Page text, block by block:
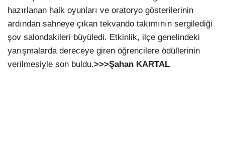
hazırlanan halk oyunları ve oratoryo gösterilerinin
ardından sahneye çıkan tekvando takımının sergilediği
şov salondakileri büyüledi. Etkinlik, ilçe genelindeki
yarışmalarda dereceye giren öğrencilere ödüllerinin
verilmesiyle son buldu.>>>Şahan KARTAL